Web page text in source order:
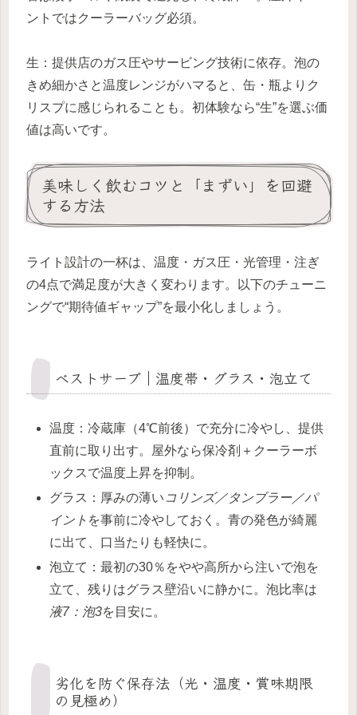
ントではクーラーバッグ必須。
生：提供店のガス圧やサービング技術に依存。泡の
きめ細かさと温度レンジがハマると、缶・瓶よりク
リスプに感じられることも。初体験なら“生”を選ぶ価
値は高いです。
美味しく飲むコツと「まずい」を回避
する方法
ライト設計の一杯は、温度・ガス圧・光管理・注ぎ
の4点で満足度が大きく変わります。以下のチューニ
ングで“期待値ギャップ”を最小化しましょう。
ベストサーブ｜温度帯・グラス・泡立て
温度：冷蔵庫（4℃前後）で充分に冷やし、提供
直前に取り出す。屋外なら保冷剤＋クーラーボ
ックスで温度上昇を抑制。
グラス：厚みの薄い コリンズ／タンブラー／パ
イント を事前に冷やしておく。青の発色が綺麗
に出て、口当たりも軽快に。
泡立て：最初の30％をやや高所から注いで泡を
立て、残りはグラス壁沿いに静かに。泡比率は
液7：泡3を目安に。
劣化を防ぐ保存法（光・温度・賞味期限
の見極め）